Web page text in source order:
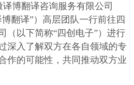
译博翻译咨询服务有限公司
博翻译”）高层团队一行前往四
（以下简称“四创电子”）进行
深入了解双方在各自领域的专
作的可能性，共同推动双方业